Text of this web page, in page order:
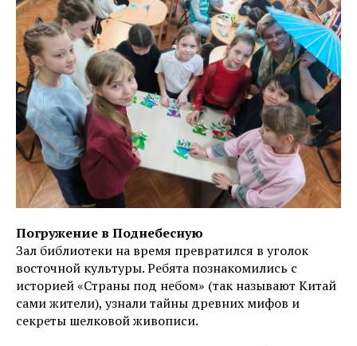
Погружение в Поднебесную
Зал библиотеки на время превратился в уголок
восточной культуры. Ребята познакомились с
историей «Страны под небом» (так называют Китай
сами жители), узнали тайны древних мифов и
секреты шелковой живописи.